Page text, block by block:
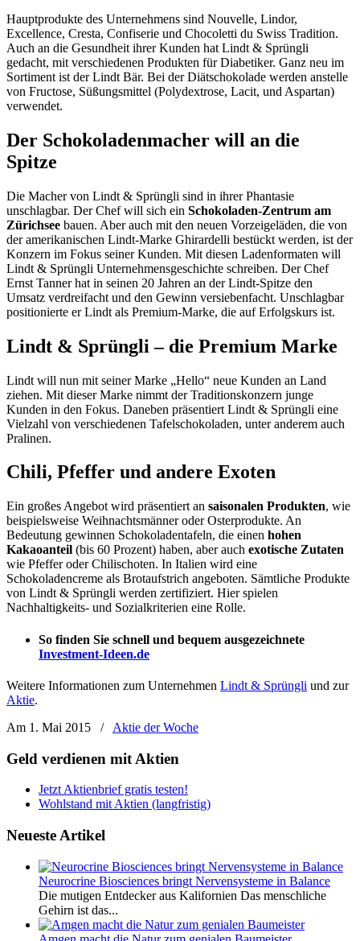
Hauptprodukte des Unternehmens sind Nouvelle, Lindor,
Excellence, Cresta, Confiserie und Chocoletti du Swiss Tradition.
Auch an die Gesundheit ihrer Kunden hat Lindt & Sprüngli
gedacht, mit verschiedenen Produkten für Diabetiker. Ganz neu im
Sortiment ist der Lindt Bär. Bei der Diätschokolade werden anstelle
von Fructose, Süßungsmittel (Polydextrose, Lacit, und Aspartan)
verwendet.
Der Schokoladenmacher will an die
Spitze
Die Macher von Lindt & Sprüngli sind in ihrer Phantasie
unschlagbar. Der Chef will sich ein Schokoladen-Zentrum am
Zürichsee bauen. Aber auch mit den neuen Vorzeigeläden, die von
der amerikanischen Lindt-Marke Ghirardelli bestückt werden, ist der
Konzern im Fokus seiner Kunden. Mit diesen Ladenformaten will
Lindt & Sprüngli Unternehmensgeschichte schreiben. Der Chef
Ernst Tanner hat in seinen 20 Jahren an der Lindt-Spitze den
Umsatz verdreifacht und den Gewinn versiebenfacht. Unschlagbar
positionierte er Lindt als Premium-Marke, die auf Erfolgskurs ist.
Lindt & Sprüngli – die Premium Marke
Lindt will nun mit seiner Marke „Hello“ neue Kunden an Land
ziehen. Mit dieser Marke nimmt der Traditionskonzern junge
Kunden in den Fokus. Daneben präsentiert Lindt & Sprüngli eine
Vielzahl von verschiedenen Tafelschokoladen, unter anderem auch
Pralinen.
Chili, Pfeffer und andere Exoten
Ein großes Angebot wird präsentiert an saisonalen Produkten, wie
beispielsweise Weihnachtsmänner oder Osterprodukte. An
Bedeutung gewinnen Schokoladentafeln, die einen hohen
Kakaoanteil (bis 60 Prozent) haben, aber auch exotische Zutaten
wie Pfeffer oder Chilischoten. In Italien wird eine
Schokoladencreme als Brotaufstrich angeboten. Sämtliche Produkte
von Lindt & Sprüngli werden zertifiziert. Hier spielen
Nachhaltigkeits- und Sozialkriterien eine Rolle.
So finden Sie schnell und bequem ausgezeichnete
Investment-Ideen.de
Weitere Informationen zum Unternehmen Lindt & Sprüngli und zur
Aktie.
Am 1. Mai 2015
/ Aktie der Woche
Geld verdienen mit Aktien
Jetzt Aktienbrief gratis testen!
Wohlstand mit Aktien (langfristig)
Neueste Artikel
Neurocrine Biosciences bringt Nervensysteme in Balance
Die mutigen Entdecker aus Kalifornien Das menschliche
Gehirn ist das...